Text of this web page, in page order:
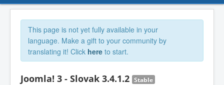
This page is not yet fully available in your
language. Make a gift to your community by
translating it! Click here to start.
Joomla! 3 - Slovak 3.4.1.2 Stable